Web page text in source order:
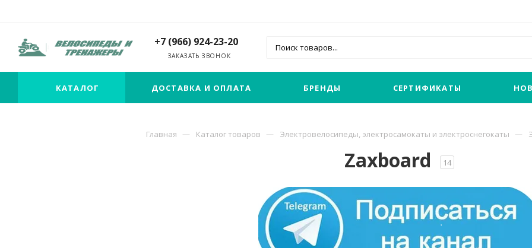
+7 (966) 924-23-20
ЗАКАЗАТЬ ЗВОНОК
КАТАЛОГ ДОСТАВКА И ОПЛАТА БРЕНДЫ СЕРТИФИКАТЫ
Zaxboard 14
Главная Каталог товаров Электровелосипеды, электросамокаты и электроснегокаты